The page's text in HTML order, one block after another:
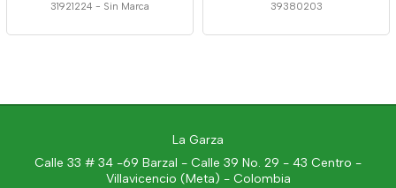
31921224 - Sin Marca 39380203
La Garza
Calle 33 # 34 -69 Barzal - Calle 39 No. 29 - 43 Centro -
Villavicencio (Meta) - Colombia